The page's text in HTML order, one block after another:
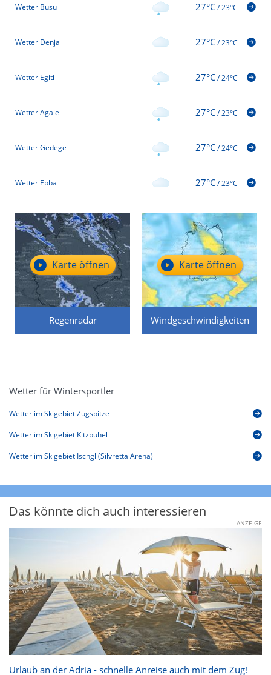
Wetter Busu 27°C/23°C
Wetter Denja 27°C/23°C
Wetter Egiti 27°C/24°C
Wetter Agaie 27°C/23°C
Wetter Gedege 27°C/24°C
Wetter Ebba 27°C/23°C
Regenradar
Karte öffnen
Windgeschwindigkeiten
Karte öffnen
Wetter für Wintersportler
Wetter im Skigebiet Zugspitze
Wetter im Skigebiet Kitzbühel
Wetter im Skigebiet Ischgl (Silvretta Arena)
Das könnte dich auch interessieren
ANZEIGE
Urlaub an der Adria - schnelle Anreise auch mit dem Zug!